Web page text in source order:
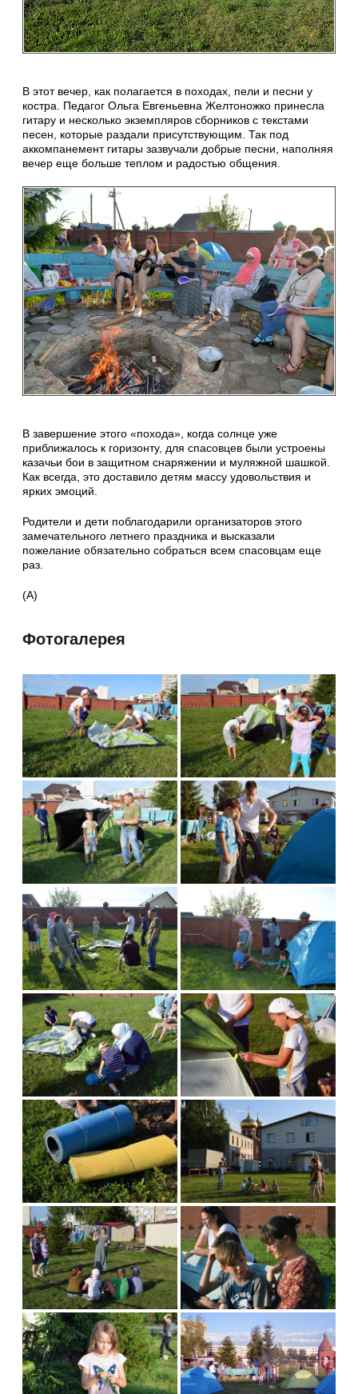
В этот вечер, как полагается в походах, пели и песни у
костра. Педагог Ольга Евгеньевна Желтоножко принесла
гитару и несколько экземпляров сборников с текстами
песен, которые раздали присутствующим. Так под
аккомпанемент гитары зазвучали добрые песни, наполняя
вечер еще больше теплом и радостью общения.
В завершение этого «похода», когда солнце уже
приближалось к горизонту, для спасовцев были устроены
казачьи бои в защитном снаряжении и муляжной шашкой.
Как всегда, это доставило детям массу удовольствия и
ярких эмоций.
Родители и дети поблагодарили организаторов этого
замечательного летнего праздника и высказали
пожелание обязательно собраться всем спасовцам еще
раз.
(А)
Фотогалерея